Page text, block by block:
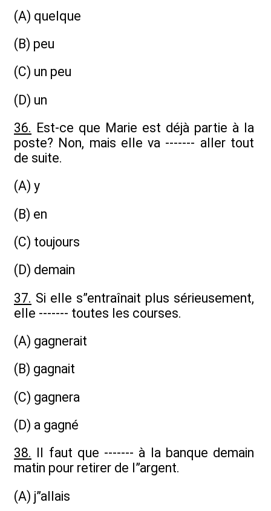
(A) quelque
(B) peu
(C) un peu
(D) un
36. Est-ce que Marie est déjà partie à la
poste? Non, mais elle va ------- aller tout
de suite.
(A) y
(B) en
(C) toujours
(D) demain
37. Si elle s”entraînait plus sérieusement,
elle ------- toutes les courses.
(A) gagnerait
(B) gagnait
(C) gagnera
(D) a gagné
38. Il faut que ------- à la banque demain
matin pour retirer de l”argent.
(A) j”allais